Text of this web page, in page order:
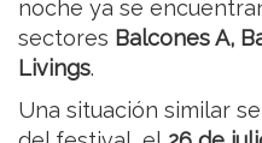
noche ya se
sectores Balcones A,
Livings.
Una situación similar